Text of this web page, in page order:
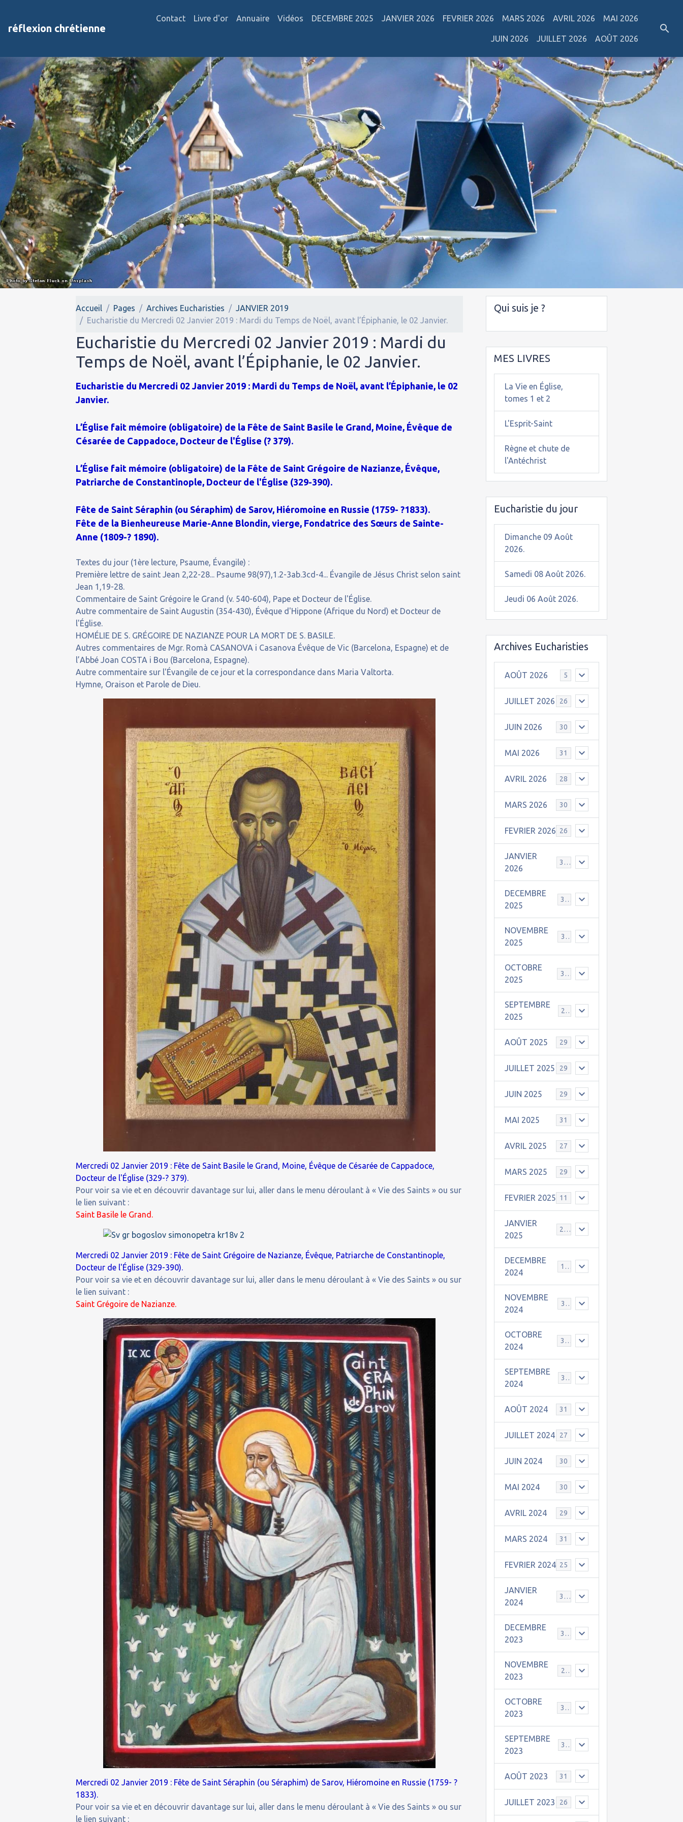
réflexion chrétienne
Contact Livre d'or Annuaire Vidéos DECEMBRE 2025 JANVIER 2026 FEVRIER 2026 MARS 2026 AVRIL 2026 MAI 2026
JUIN 2026 JUILLET 2026 AOÛT 2026
Accueil Pages Archives Eucharisties
JANVIER 2019
Eucharistie du Mercredi 02 Janvier 2019 : Mardi du Temps de Noël, avant l’Épiphanie, le 02 Janvier.
Eucharistie du Mercredi 02 Janvier 2019 : Mardi du
Temps de Noël, avant l’Épiphanie, le 02 Janvier.
Eucharistie du Mercredi 02 Janvier 2019 : Mardi du Temps de Noël, avant l’Épiphanie, le 02
Janvier.
L’Église fait mémoire (obligatoire) de la Fête de Saint Basile le Grand, Moine, Évêque de
Césarée de Cappadoce, Docteur de l'Église (? 379).
L’Église fait mémoire (obligatoire) de la Fête de Saint Grégoire de Nazianze, Évêque,
Patriarche de Constantinople, Docteur de l'Église (329-390).
Fête de Saint Séraphin (ou Séraphim) de Sarov, Hiéromoine en Russie (1759- ?1833).
Fête de la Bienheureuse Marie-Anne Blondin, vierge, Fondatrice des Sœurs de Sainte-
Anne (1809-? 1890).
Textes du jour (1ère lecture, Psaume, Évangile) :
Première lettre de saint Jean 2,22-28... Psaume 98(97),1.2-3ab.3cd-4... Évangile de Jésus Christ selon saint
Jean 1,19-28.
Commentaire de Saint Grégoire le Grand (v. 540-604), Pape et Docteur de l'Église.
Autre commentaire de Saint Augustin (354-430), Évêque d'Hippone (Afrique du Nord) et Docteur de
l'Église.
HOMÉLIE DE S. GRÉGOIRE DE NAZIANZE POUR LA MORT DE S. BASILE.
Autres commentaires de Mgr. Romà CASANOVA i Casanova Évêque de Vic (Barcelona, Espagne) et de
l’Abbé Joan COSTA i Bou (Barcelona, Espagne).
Autre commentaire sur l'Évangile de ce jour et la correspondance dans Maria Valtorta.
Hymne, Oraison et Parole de Dieu.
Mercredi 02 Janvier 2019 : Fête de Saint Basile le Grand, Moine, Évêque de Césarée de Cappadoce,
Docteur de l'Église (329-? 379).
Pour voir sa vie et en découvrir davantage sur lui, aller dans le menu déroulant à « Vie des Saints » ou sur
le lien suivant :
Saint Basile le Grand.
Mercredi 02 Janvier 2019 : Fête de Saint Grégoire de Nazianze, Évêque, Patriarche de Constantinople,
Docteur de l'Église (329-390).
Pour voir sa vie et en découvrir davantage sur lui, aller dans le menu déroulant à « Vie des Saints » ou sur
le lien suivant :
Saint Grégoire de Nazianze.
Mercredi 02 Janvier 2019 : Fête de Saint Séraphin (ou Séraphim) de Sarov, Hiéromoine en Russie (1759- ?
1833).
Pour voir sa vie et en découvrir davantage sur lui, aller dans le menu déroulant à « Vie des Saints » ou sur
le lien suivant :
Qui suis je ?
MES LIVRES
La Vie en Église,
tomes 1 et 2
L'Esprit-Saint
Règne et chute de
l'Antéchrist
Eucharistie du jour
Dimanche 09 Août
2026.
Samedi 08 Août 2026.
Jeudi 06 Août 2026.
Archives Eucharisties
AOÛT 2026 5
JUILLET 2026 26
JUIN 2026 30
MAI 2026 31
AVRIL 2026 28
MARS 2026 30
FEVRIER 2026 26
JANVIER
2026
31
DECEMBRE
2025
30
NOVEMBRE
2025
30
OCTOBRE
2025
31
SEPTEMBRE
2025
25
AOÛT 2025 29
JUILLET 2025 29
JUIN 2025 29
MAI 2025 31
AVRIL 2025 27
MARS 2025 29
FEVRIER 2025 11
JANVIER
2025
25
DECEMBRE
2024
19
NOVEMBRE
2024
30
OCTOBRE
2024
31
SEPTEMBRE
2024
30
AOÛT 2024 31
JUILLET 2024 27
JUIN 2024 30
MAI 2024 30
AVRIL 2024 29
MARS 2024 31
FEVRIER 2024 25
JANVIER
2024
30
DECEMBRE
2023
31
NOVEMBRE
2023
24
OCTOBRE
2023
31
SEPTEMBRE
2023
30
AOÛT 2023 31
JUILLET 2023 26